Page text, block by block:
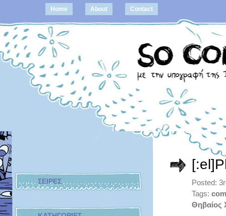
Home About Contact
ΣΕΙΡΕΣ
Posted:
Tags:
Θηβαίος